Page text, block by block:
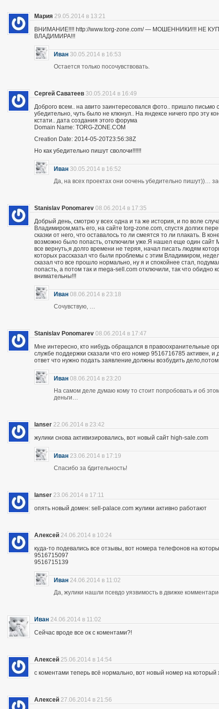
Мария 29.05.2014 в 13:21
ВНИМАНИЕ!!!! http://www.torg-zone.com/ — МОШЕННИКИ!!! НЕ
ВЛАДИМИРА!!!
Иван 30.05.2014 в 16:53
Остается только посочувствовать.
Сергей Саватеев 30.05.2014 в 16:49
Доброго всем.. на авито заинтересовался фото.. пришло
убедительно, чуть было не клюнул.. На яндексе ничего про
кстати.. дата создания этого форума
Domain Name: TORG-ZONE.COM
Creation Date: 2014-05-20T23:56:38Z
Но как убедительно пишут сволочи!!!!!!
Иван 30.05.2014 в 16:52
Да, на всех проектах они оочень убедительно пишут))…
Stanislav Ponomarev 08.06.2014 в 17:35
Добрый день, смотрю у всех одна и та же история, и по воле
Владимиром,мать его, на сайте torg-zone.com, спустя долгих
сказки от него, что оставалось то ли смеятся то ли плакать. В
возможно было попасть, отключили уже.Я нашел еще один
все вернуть,я долго времени не теряя, начал писать людям
которых рассказал что были проблемы с этим Владимиром,
сказал что все прошло нормально, ну я и спокойнее стал,
попасть, а потом так и mega-sell.com отключили, так что обидно
внимательны!!!
Иван 08.06.2014 в 23:18
Сочувствую, …
Stanislav Ponomarev 08.06.2014 в 17:47
Мне интересно, кто нибудь обращался в правоохранительные
службе поддержки сказали что его номер 9516716785 активен,
ответ что нужно подать заявление,должны возбудить
Иван 08.06.2014 в 23:20
На самом деле думаю кому то стоит попробовать и об
деньги…
lanser 22.06.2014 в 23:42
жулики снова активизировались, вот новый сайт high-sale.com
Иван 23.06.2014 в 17:19
Спасибо за бдительность!
lanser 23.06.2014 в 17:11
опять новый домен: sell-palace.com жулики активно работают
Алексей 24.06.2014 в 10:24
куда-то подевались все отзывы, вот номера телефонов на
9516715097
9516715139
Иван 24.06.2014 в 11:02
Да, жулики нашли псевдо уязвимость в движке
Иван 24.06.2014 в 11:02
Сейчас вроде все ок с коментами?!
Алексей 25.06.2014 в 14:54
с коментами теперь всё нормально, вот новый номер на
Алексей 27.06.2014 в 21:56